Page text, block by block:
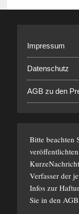
Impressum
Datenschutz
AGB zu den
Bitte beachten
Verfasser der
Infos zur
Sie in den AGB